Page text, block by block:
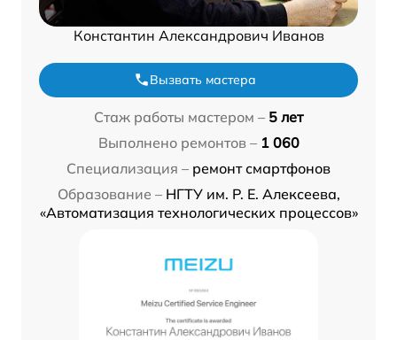
Константин Александрович Иванов
Вызвать мастера
Стаж работы мастером – 5 лет
Выполнено ремонтов – 1 060
Специализация – ремонт смартфонов
Образование – НГТУ им. Р. Е. Алексеева,
«Автоматизация технологических процессов»